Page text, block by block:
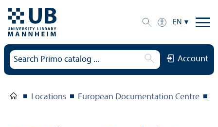
EN
Account
Locations European Documentation Centre